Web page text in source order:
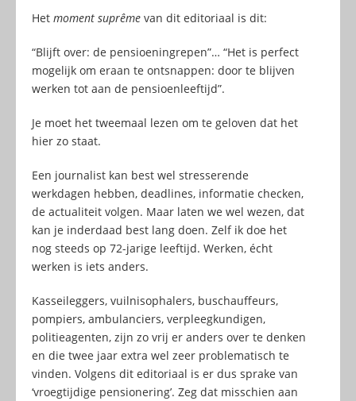
Het moment suprême van dit editoriaal is dit:
“Blijft over: de pensioeningrepen”… “Het is perfect
mogelijk om eraan te ontsnappen: door te blijven
werken tot aan de pensioenleeftijd”.
Je moet het tweemaal lezen om te geloven dat het
hier zo staat.
Een journalist kan best wel stresserende
werkdagen hebben, deadlines, informatie checken,
de actualiteit volgen. Maar laten we wel wezen, dat
kan je inderdaad best lang doen. Zelf ik doe het
nog steeds op 72-jarige leeftijd. Werken, écht
werken is iets anders.
Kasseileggers, vuilnisophalers, buschauffeurs,
pompiers, ambulanciers, verpleegkundigen,
politieagenten, zijn zo vrij er anders over te denken
en die twee jaar extra wel zeer problematisch te
vinden. Volgens dit editoriaal is er dus sprake van
‘vroegtijdige pensionering’. Zeg dat misschien aan